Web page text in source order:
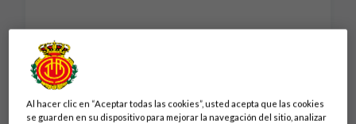
Al hacer clic en “Aceptar todas las cookies”, usted acepta que las cookies
se guarden en su dispositivo para mejorar la navegación del sitio, analizar